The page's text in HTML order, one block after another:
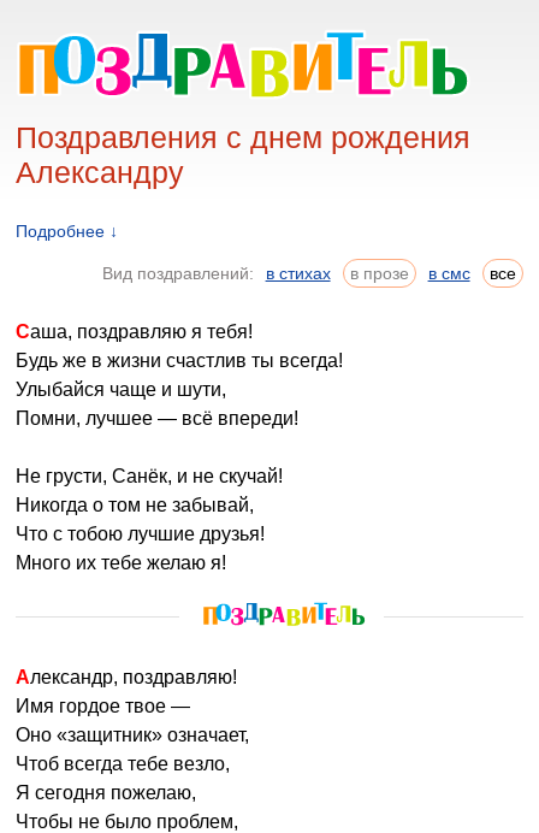
Поздравления с днем рождения
Александру
Подробнее ↓
Вид поздравлений: в стихах в прозе в смс все
Саша, поздравляю я тебя!
Будь же в жизни счастлив ты всегда!
Улыбайся чаще и шути,
Помни, лучшее — всё впереди!
Не грусти, Санёк, и не скучай!
Никогда о том не забывай,
Что с тобою лучшие друзья!
Много их тебе желаю я!
Александр, поздравляю!
Имя гордое твое —
Оно «защитник» означает,
Чтоб всегда тебе везло,
Я сегодня пожелаю,
Чтобы не было проблем,